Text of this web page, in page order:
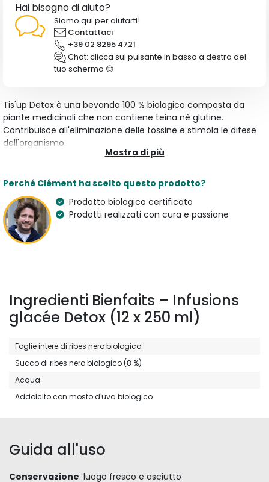
Hai bisogno di aiuto?
Siamo qui per aiutarti!
Contattaci
+39 02 8295 4721
Chat: clicca sul pulsante in basso a destra del
tuo schermo 😊
Tis'up Detox è una bevanda 100 % biologica composta da
piante medicinali che non contiene teina nè glutine.
Contribuisce all'eliminazione delle tossine e stimola le difese
dell'organismo.
Tipologia
Infusioni a Freddo
Aroma
Ribes Nero
Origine
Francia
Biologico
Ingredienti
Foglie intere di ribes nero biologico, Succo di ribes nero
biologico, Acqua e Addolcito con mosto d'uva biologico
Preparazione
Momento della
giornata
Tutta la giornata
Mostra di più
Perché Clément ha scelto questo prodotto?
Prodotto biologico certificato
Prodotti realizzati con cura e passione
Ingredienti Bienfaits – Infusions
glacée Detox (12 x 250 ml)
Foglie intere di ribes nero biologico
Succo di ribes nero biologico (8 %)
Acqua
Addolcito con mosto d'uva biologico
Guida all'uso
Conservazione: luogo fresco e asciutto